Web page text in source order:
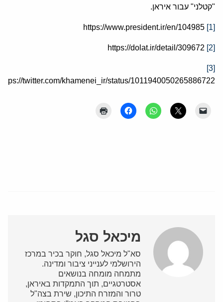
"קטלני" עבור איראן.
[1]
[2]
[3]
https://twitter.com/khamenei_ir/status/1011940050265886722
מיכאל סגל
סא"ל מיכאל סגל, חוקר בכיר במרכז
הירושלמי לענייני ציבור ומדינה.
מתמחה מומחה בנושאים
אסטרטגיים, תוך התמקדות באיראן,
טרור והמזרח התיכון, שירת בצה"ל